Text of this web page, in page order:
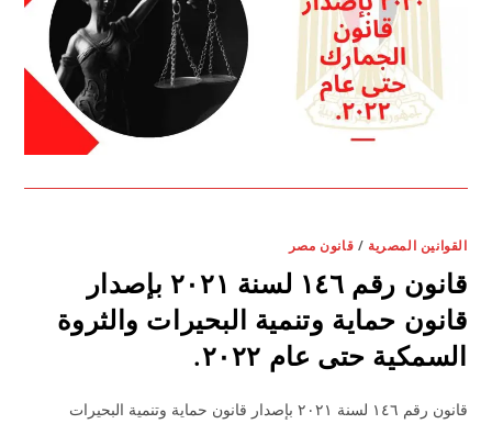
القوانين المصرية / قانون مصر
قانون رقم ١٤٦ لسنة ٢٠٢١ بإصدار
قانون حماية وتنمية البحيرات والثروة
السمكية حتى عام ٢٠٢٢.
قانون رقم ١٤٦ لسنة ٢٠٢١ بإصدار قانون حماية وتنمية البحيرات